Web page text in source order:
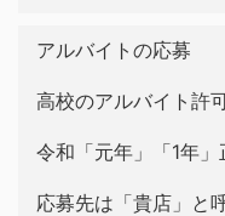
アルバイトの応募
高校のアルバイト許
令和「元年」「1年」
応募先は「貴店」と